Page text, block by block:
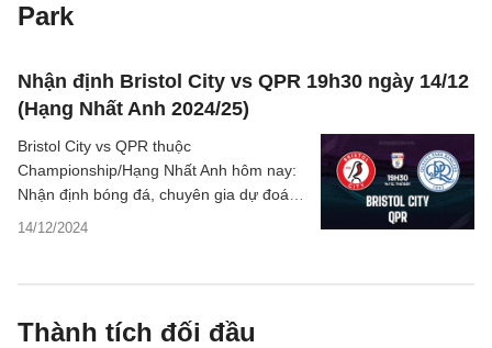
Park
Nhận định Bristol City vs QPR 19h30 ngày 14/12
(Hạng Nhất Anh 2024/25)
14/12/2024
Bristol City vs QPR thuộc
Championship/Hạng Nhất Anh hôm nay:
Nhận định bóng đá, chuyên gia dự đoán
kết quả, phân tích tỷ số trận đấu, thống
Thành tích đối đầu